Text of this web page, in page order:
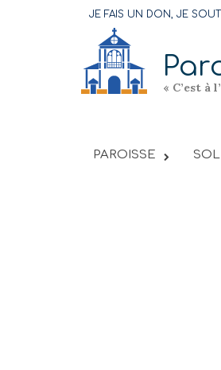
content
JE FAIS UN DON, JE
« C’est
PAROISSE